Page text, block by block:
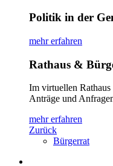
Politik in der
mehr erfahren
Rathaus &
Im virtuellen
Anträge und
mehr erfahren
Zurück
Bürgerrat